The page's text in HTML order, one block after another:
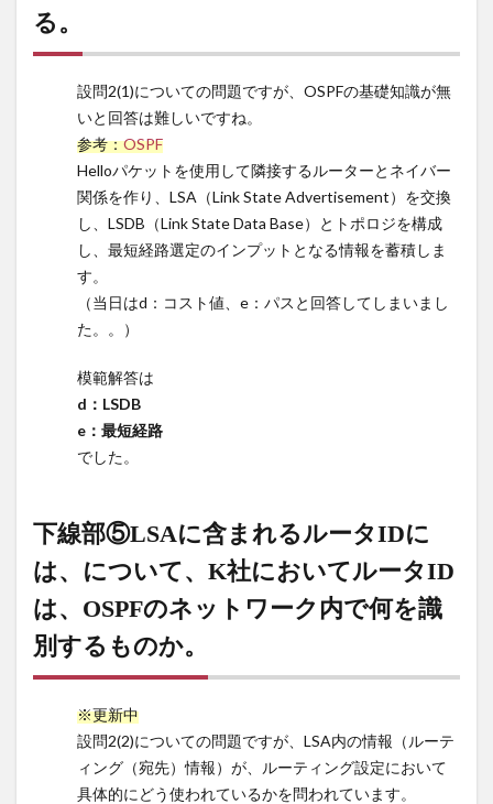
るル
ータ
は、
につ
て、K
社に
OSPF
ット
ワー
ク内
で何
るも
の
か。
下線部
ECMP（Equal-
Cost
よってトラフ
ィックを分散
している。 に
ついて、
る。
設問2(1)についての問題ですが、OSPFの基礎知識が無
いと回答は難しいですね。
参考：OSPF
Helloパケットを使用して隣接するルーターとネイバー
関係を作り、LSA（Link State Advertisement）を交換
し、LSDB（Link State Data Base）とトポロジを構成
し、最短経路選定のインプットとなる情報を蓄積しま
す。
（当日はd：コスト値、e：パスと回答してしまいまし
た。。）
模範解答は
d：LSDB
e：最短経路
でした。
下線部⑤LSAに含まれるルータIDに
は、について、K社においてルータID
は、OSPFのネットワーク内で何を識
別するものか。
※更新中
設問2(2)についての問題ですが、LSA内の情報（ルーテ
ィング（宛先）情報）が、ルーティング設定において
具体的にどう使われているかを問われています。